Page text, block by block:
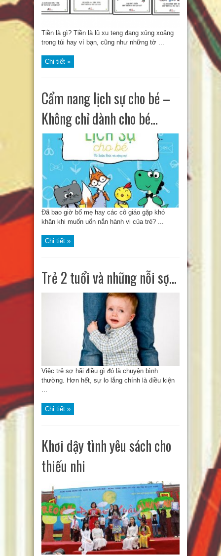
Tiền là gì? Tiền là lũ xu teng đang xủng xoảng
trong túi hay ví bạn, cũng như những tờ ...
Chi tiết »
Cẩm nang lịch sự cho bé –
Không chỉ dành cho bé…
Đã bao giờ bố mẹ hay các cô giáo gặp khó
khăn khi muốn uốn nắn hành vi của trẻ? ...
Chi tiết »
Trẻ 2 tuổi và những nỗi sợ…
Việc trẻ sợ hãi điều gì đó là chuyện bình
thường. Hơn hết, sự lo lắng chính là điều kiện
Chi tiết »
Khơi dậy tình yêu sách cho
thiếu nhi